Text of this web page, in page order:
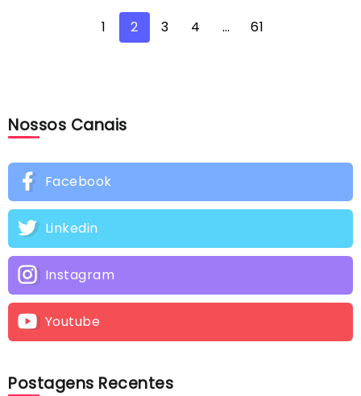
1 2 3 4 … 61
Nossos Canais
Facebook
Linkedin
Instagram
Youtube
Postagens Recentes